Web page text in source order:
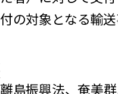
の対象となる輸
島振興法、奄美